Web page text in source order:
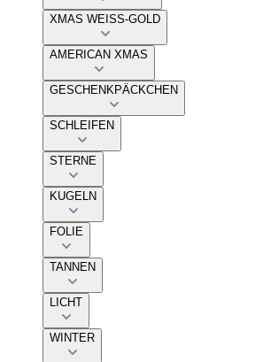
XMAS WEISS-GOLD
AMERICAN XMAS
GESCHENKPÄCKCHEN
SCHLEIFEN
STERNE
KUGELN
FOLIE
TANNEN
LICHT
WINTER